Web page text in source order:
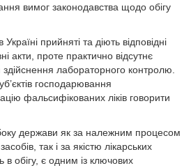
вимог законодавства щодо обігу
прийняті та діють відповідні
акти, проте практично відсутнє
лабораторного контролю.
господарювання
фальсифікованих ліків говорити
держави як за належним процесом
так і за якістю лікарських
обігу, є одним із ключових